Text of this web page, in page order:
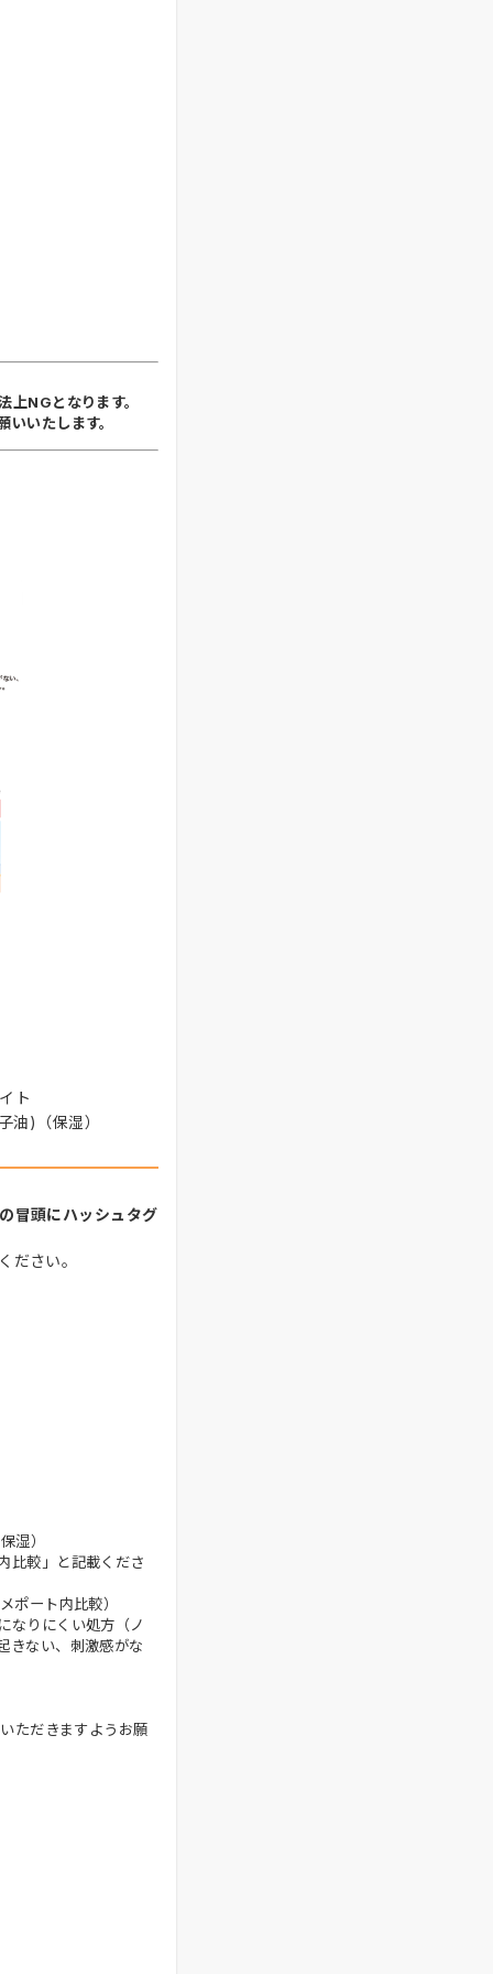
上NGとなります。
いたします。
ト
油)（保湿）
冒頭にハッシュタグ
ださい。
湿）
比較」と記載くださ
ート内比較）
なりにくい処方（ノ
きない、刺激感がな
ただきますようお願